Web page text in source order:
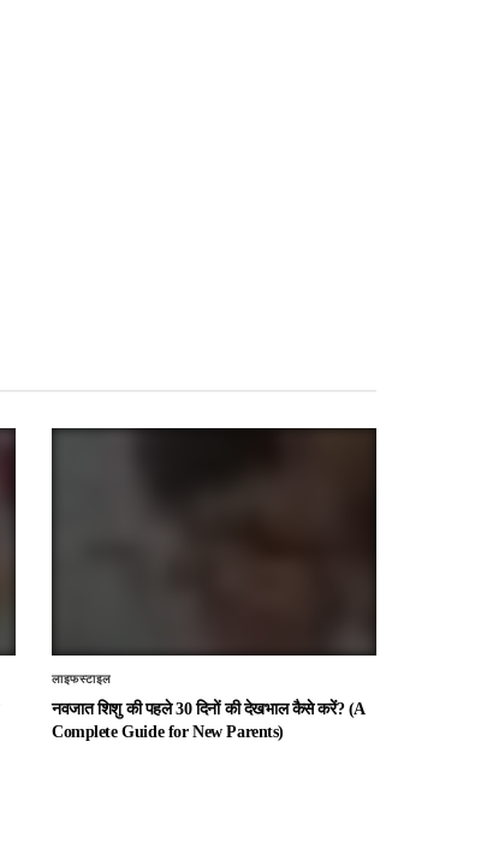
लाइफस्टाइल
नवजात शिशु की पहले 30 दिनों की देखभाल कैसे करें? (A
Complete Guide for New Parents)